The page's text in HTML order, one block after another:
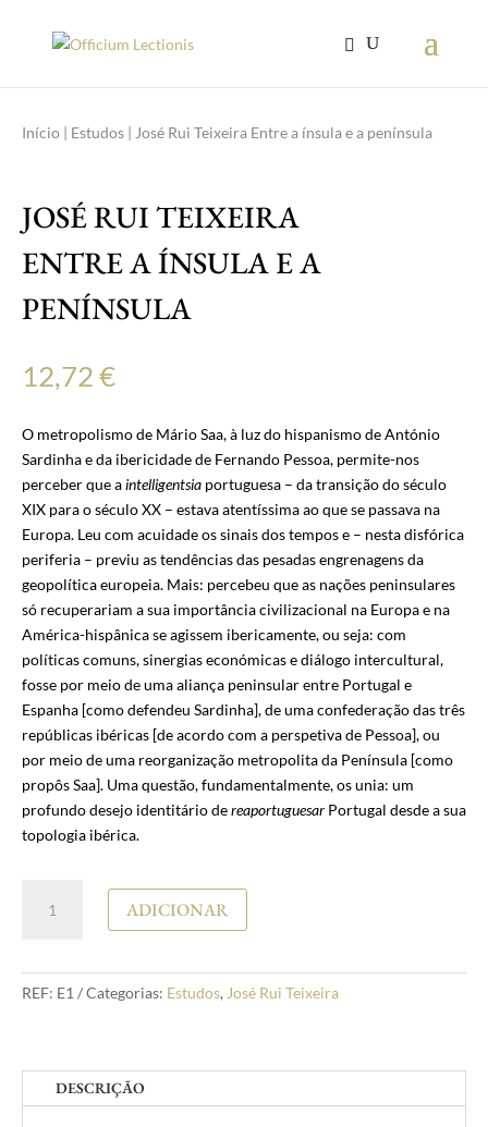
Início | Estudos | José Rui Teixeira Entre a ínsula e a península
JOSÉ RUI TEIXEIRA
ENTRE A ÍNSULA E A
PENÍNSULA
12,72€
O metropolismo de Mário Saa, à luz do hispanismo de António
Sardinha e da ibericidade de Fernando Pessoa, permite-nos
perceber que aintelligentsia portuguesa – da transição do século
XIX para o século XX – estava atentíssima ao que se passava na
Europa. Leu com acuidade os sinais dos tempos e – nesta disfórica
periferia – previu as tendências das pesadas engrenagens da
geopolítica europeia. Mais: percebeu que as nações peninsulares
só recuperariam a sua importância civilizacional na Europa e na
América-hispânica se agissem ibericamente, ou seja: com
políticas comuns, sinergias económicas e diálogo intercultural,
fosse por meio de uma aliança peninsular entre Portugal e
Espanha [como defendeu Sardinha], de uma confederação das três
repúblicas ibéricas [de acordo com a perspetiva de Pessoa], ou
por meio de uma reorganização metropolita da Península [como
propôs Saa]. Uma questão, fundamentalmente, os unia: um
profundo desejo identitário dereaportuguesar Portugal desde a sua
topologia ibérica.
Teixeira
ínsula
ADICIONAR
REF: E1 Categorias: Estudos, José Rui Teixeira
DESCRIÇÃO